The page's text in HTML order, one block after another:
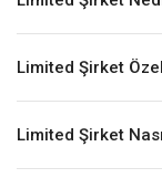
Limited Şirket
Limited Şirket